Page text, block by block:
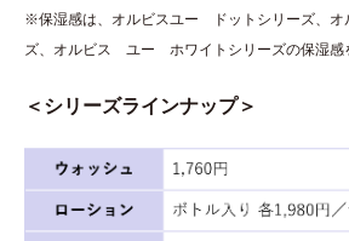
※保湿感は、オルビスユー ドットシリーズ、
ズ、オルビス ユー ホワイトシリーズの保湿感
＜シリーズラインナップ＞